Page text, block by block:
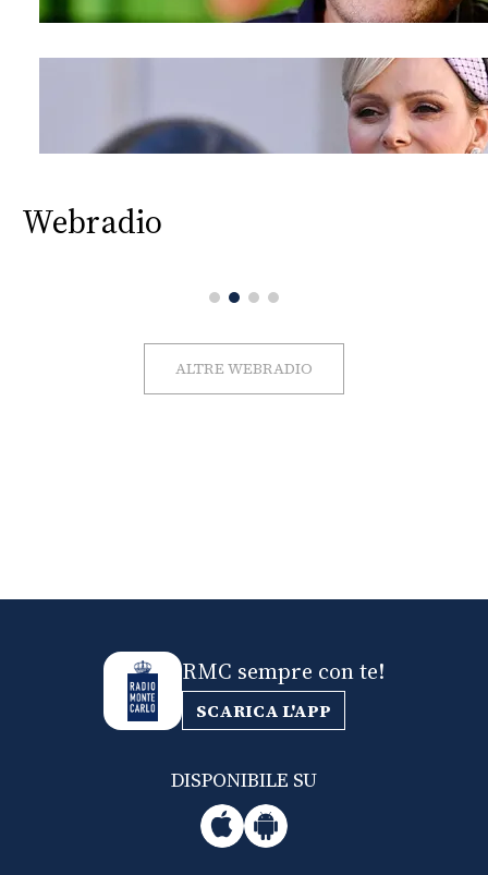
Webradio
ALTRE WEBRADIO
RMC sempre con te!
SCARICA L'APP
DISPONIBILE SU